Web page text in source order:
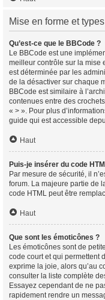
Mise en forme et
Qu’est-ce que le BBCode ?
Le BBCode est une
meilleur contrôle sur la mise
est déterminée par les
de la désactiver sur chaque
BBCode est similaire à
contenues entre des
« > ». Pour plus
guide qui est accessible
Haut
Puis-je insérer du code
Par mesure de sécurité, il
forum. La majeure partie de
code HTML peut être
Haut
Que sont les émoticônes ?
Les émoticônes sont de
code court et qui permettent
exprime la joie, alors qu’au
consulter la liste complète
Essayez cependant de ne
rapidement rendre un